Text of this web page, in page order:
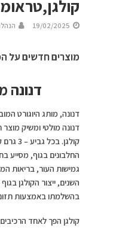
19/02/2025
מוצרים חדשים על
דנונה
דנונה, מותג היוגורט
דנונה מולטי ומשיק מוצר
החלבונים בגוף, מסייע
גמישות העור, בריאות
השנים, ייצור הקולגן
בהשלמתו באמצעות
קולגן הפך לאחד